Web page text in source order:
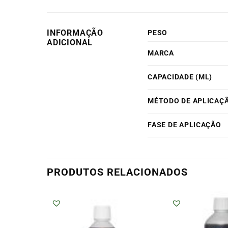
INFORMAÇÃO
ADICIONAL
PESO
MARCA
CAPACIDADE (ML)
MÉTODO DE
FASE DE APLICAÇÃO
PRODUTOS RELACIONADOS